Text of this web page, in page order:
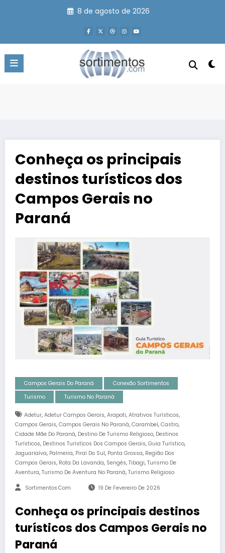
8 de agosto de 2026
Conheça os principais
destinos turísticos dos
Campos Gerais no
Paraná
Campos Gerais Do Paraná
Conexão Sortimentos
Turismo
Turismo No Paraná
Adetur, Adetur Campos Gerais, Arapoti, Atrativos Turísticos,
Campos Gerais, Campos Gerais No Paraná, Carambeí, Castro,
Cidade Mãe Do Paraná, Destino De Turismo Religioso, Destinos
Turísticos, Destinos Turísticos Dos Campos Gerais, Guia Turístico,
Jaguariaíva, Palmeira, Piraí Do Sul, Ponta Grossa, Região Dos
Campos Gerais, Rota Da Lavanda, Sengés, Tibagi, Turismo De
Aventura, Turismo De Aventura No Paraná, Turismo Religioso
Sortimentos.com 19 De Fevereiro De 2026
Conheça os principais destinos
turísticos dos Campos Gerais no
Paraná